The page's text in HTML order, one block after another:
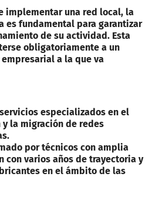
implementar una red local, la
es fundamental para garantizar
de su actividad. Esta
obligatoriamente a un
a la que va
especializados en el
la migración de redes
por técnicos con amplia
con varios años de trayectoria y
en el ámbito de las